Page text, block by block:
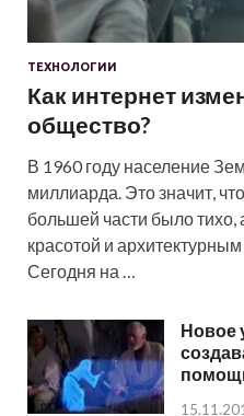
ТЕХНОЛОГИИ
Как интернет
общество?
В 1960 году население
миллиарда. Это значит,
большей части было
красотой и
Сегодня на …
Новое